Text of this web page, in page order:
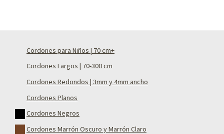
Cordones para Niños | 70 cm+
Cordones Largos | 70-300 cm
Cordones Redondos | 3mm y 4mm ancho
Cordones Planos
Cordones Negros
Cordones Marrón Oscuro y Marrón Claro